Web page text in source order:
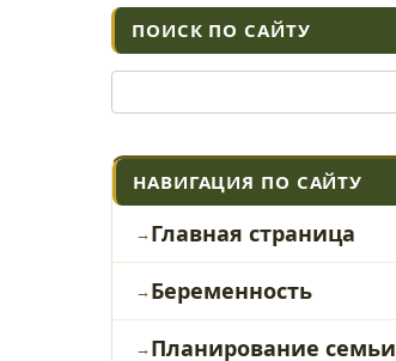
ПОИСК ПО САЙТУ
НАВИГАЦИЯ ПО САЙТУ
Главная страница
Беременность
Планирование семьи